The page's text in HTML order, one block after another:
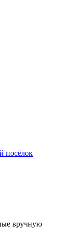
посёлок
вручную